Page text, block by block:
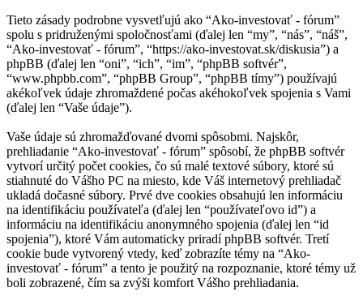
Tieto zásady podrobne vysvetľujú ako “Ako-investovať - fórum”
spolu s pridruženými spoločnosťami (ďalej len “my”, “nás”, “náš”,
“Ako-investovať - fórum”, “https://ako-investovat.sk/diskusia”) a
phpBB (ďalej len “oni”, “ich”, “im”, “phpBB softvér”,
“www.phpbb.com”, “phpBB Group”, “phpBB tímy”) používajú
akékoľvek údaje zhromaždené počas akéhokoľvek spojenia s Vami
(ďalej len “Vaše údaje”).
Vaše údaje sú zhromažďované dvomi spôsobmi. Najskôr,
prehliadanie “Ako-investovať - fórum” spôsobí, že phpBB softvér
vytvorí určitý počet cookies, čo sú malé textové súbory, ktoré sú
stiahnuté do Vášho PC na miesto, kde Váš internetový prehliadač
ukladá dočasné súbory. Prvé dve cookies obsahujú len informáciu
na identifikáciu používateľa (ďalej len “používateľovo id”) a
informáciu na identifikáciu anonymného spojenia (ďalej len “id
spojenia”), ktoré Vám automaticky priradí phpBB softvér. Tretí
cookie bude vytvorený vtedy, keď zobrazíte témy na “Ako-
investovať - fórum” a tento je použitý na rozpoznanie, ktoré témy už
boli zobrazené, čím sa zvýši komfort Vášho prehliadania.